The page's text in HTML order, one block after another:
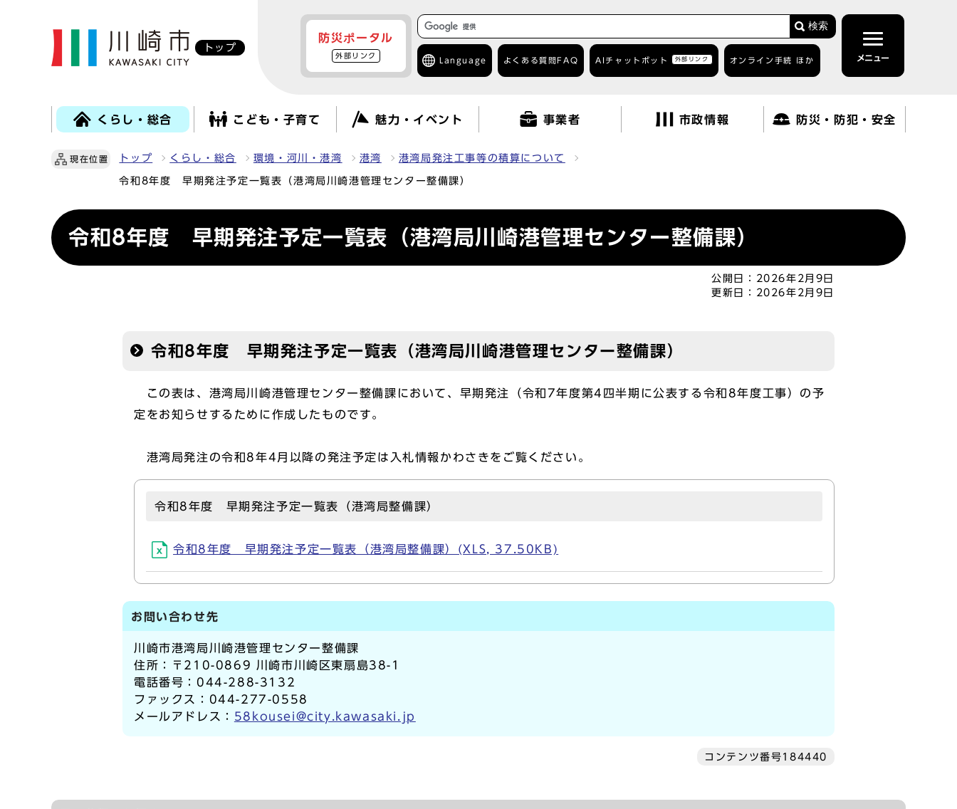
トップ
防災ポータル
外部リンク
検索
Language よくある質問 FAQ AIチャットボット 外部リンク オンライン手続 ほか メニュー
くらし・総合 こども・子育て 魅力・イベント 事業者 市政情報 防災・防犯・安全
現在位置 トップ くらし・総合 環境・河川・港湾 港湾 港湾局発注工事等の積算について
令和8年度 早期発注予定一覧表（港湾局川崎港管理センター整備課）
令和8年度 早期発注予定一覧表（港湾局川崎港管理センター整備課）
公開日：
2026年2月9日
更新日：
2026年2月9日
令和8年度 早期発注予定一覧表（港湾局川崎港管理センター整備課）
この表は、港湾局川崎港管理センター整備課において、早期発注（令和7年度第4四半期に公表する令和8年度工事）の予
定をお知らせするために作成したものです。
港湾局発注の令和8年4月以降の発注予定は入札情報かわさきをご覧ください。
令和8年度 早期発注予定一覧表（港湾局整備課）
令和8年度 早期発注予定一覧表（港湾局整備課）(XLS, 37.50KB)
お問い合わせ先
川崎市港湾局川崎港管理センター整備課
住所：〒210-0869 川崎市川崎区東扇島38-1
電話番号：044-288-3132
ファックス：044-277-0558
メールアドレス： 58kousei@city.kawasaki.jp
コンテンツ番号184440